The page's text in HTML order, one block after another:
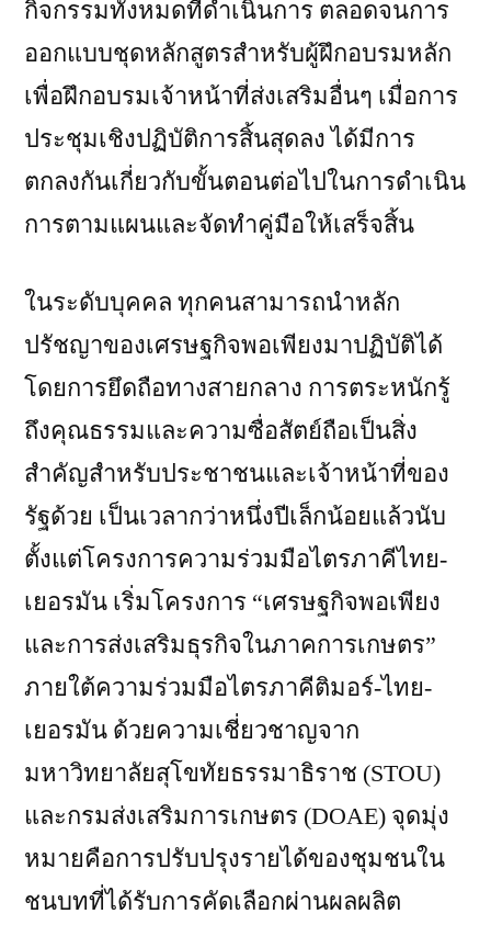
กิจกรรมทั้งหมดที่ดำเนินการ ตลอดจนการ
ออกแบบชุดหลักสูตรสำหรับผู้ฝึกอบรมหลัก
เพื่อฝึกอบรมเจ้าหน้าที่ส่งเสริมอื่นๆ เมื่อการ
ประชุมเชิงปฏิบัติการสิ้นสุดลง ได้มีการ
ตกลงกันเกี่ยวกับขั้นตอนต่อไปในการดำเนิน
การตามแผนและจัดทำคู่มือให้เสร็จสิ้น
ในระดับบุคคล ทุกคนสามารถนำหลัก
ปรัชญาของเศรษฐกิจพอเพียงมาปฏิบัติได้
โดยการยึดถือทางสายกลาง การตระหนักรู้
ถึงคุณธรรมและความซื่อสัตย์ถือเป็นสิ่ง
สำคัญสำหรับประชาชนและเจ้าหน้าที่ของ
รัฐด้วย เป็นเวลากว่าหนึ่งปีเล็กน้อยแล้วนับ
ตั้งแต่โครงการความร่วมมือไตรภาคีไทย-
เยอรมัน เริ่มโครงการ “เศรษฐกิจพอเพียง
และการส่งเสริมธุรกิจในภาคการเกษตร”
ภายใต้ความร่วมมือไตรภาคีติมอร์-ไทย-
เยอรมัน ด้วยความเชี่ยวชาญจาก
มหาวิทยาลัยสุโขทัยธรรมาธิราช (STOU)
และกรมส่งเสริมการเกษตร (DOAE) จุดมุ่ง
หมายคือการปรับปรุงรายได้ของชุมชนใน
ชนบทที่ได้รับการคัดเลือกผ่านผลผลิต